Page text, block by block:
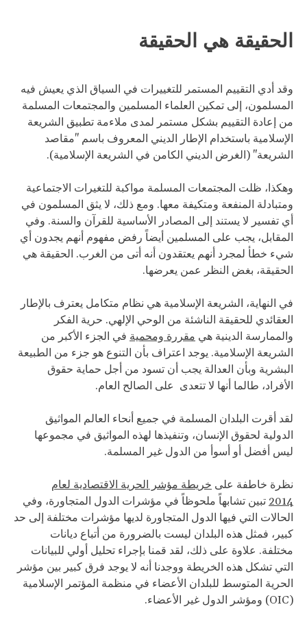
الحقيقة هي الحقيقة
وقد أدي التقييم المستمر للتغييرات في السياق الذي يعيش فيه
المسلمون، إلى تمكين العلماء المسلمين والمجتمعات المسلمة
من إعادة التقييم بشكل مستمر لمدى ملاءمة تطبيق الشريعة
الإسلامية باستخدام الإطار الديني المعروف باسم "مقاصد
الشريعة" (الغرض الديني الكامن في الشريعة الإسلامية).
وهكذا، ظلت المجتمعات المسلمة مواكبة للتغيرات الاجتماعية
ومتبادلة المنفعة ومتكيفة معها. ومع ذلك، لا يثق المسلمون في
أي تفسير لا يستند إلى المصادر الأساسية للقرآن والسنة. وفي
المقابل، يجب على المسلمين أيضاً رفض مفهوم أنهم يجدون أي
شيء خطأ لمجرد أنهم يعتقدون أنه أتى من الغرب. الحقيقة هي
الحقيقة، بغض النظر عمن يعرضها.
في النهاية، الشريعة الإسلامية هي نظام متكامل يعترف بالإطار
العقائدي للحقيقة الناشئة من الوحي الإلهي. حرية الفكر
والممارسة الدينية هي مقررة ومحمية في الجزء الأكبر من
الشريعة الإسلامية. يوجد اعتراف بأن التنوع هو جزء من الطبيعة
البشرية وبأن العدالة يجب أن تسود من أجل حماية حقوق
الأفراد، طالما أنها لا تتعدى على الصالح العام.
لقد أقرت البلدان المسلمة في جميع أنحاء العالم المواثيق
الدولية لحقوق الإنسان، وتنفيذها لهذه المواثيق في مجموعها
ليس أفضل أو أسوأ من الدول غير المسلمة.
نظرة خاطفة على خريطة مؤشر الحرية الاقتصادية لعام
2014 تبين تشابهاً ملحوظاً في مؤشرات الدول المتجاورة، وفي
الحالات التي فيها الدول المتجاورة لديها مؤشرات مختلفة إلى حد
كبير، فمثل هذه البلدان ليست بالضرورة من أتباع ديانات
مختلفة. علاوة على ذلك، لقد قمنا بإجراء تحليل أولي للبيانات
التي تشكل هذه الخريطة ووجدنا أنه لا يوجد فرق كبير بين مؤشر
الحرية المتوسط ​​للبلدان الأعضاء في منظمة المؤتمر الإسلامية
(OIC) ومؤشر الدول غير الأعضاء.